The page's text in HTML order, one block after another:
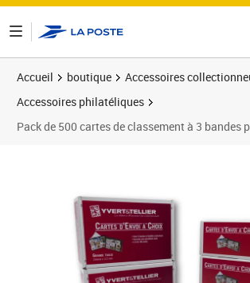
Accueil boutique
Accessoires
Accessoires philatéliques
Pack de 500 cartes de classement à 3 bandes